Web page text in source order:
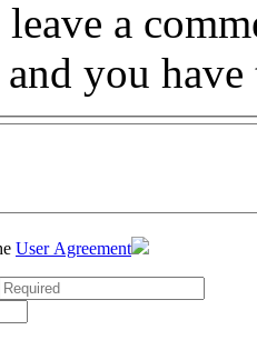
a
you have
User Agreement